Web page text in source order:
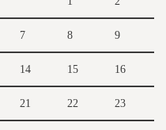
7 8 9
14 15 16
21 22 23